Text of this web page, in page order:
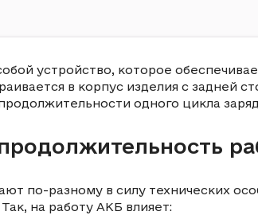
устройство, которое
в корпус изделия с задней
одного цикла
по-разному в силу технических
на работу АКБ влияет: